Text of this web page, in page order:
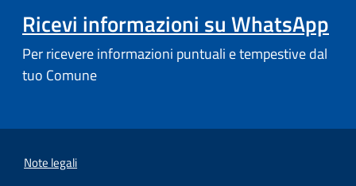
Ricevi informazioni su WhatsApp
Per ricevere informazioni puntuali e tempestive dal
tuo Comune
Note legali